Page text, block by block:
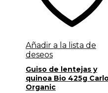
Añadir a la lista de
deseos
Guiso de lentejas y
quinoa Bio 425g
Organic